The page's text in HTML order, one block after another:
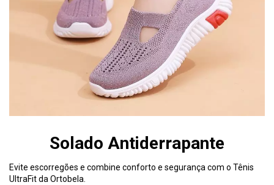
Solado Antiderrapante
Evite escorregões e combine conforto e segurança com o Tênis
UltraFit da Ortobela.